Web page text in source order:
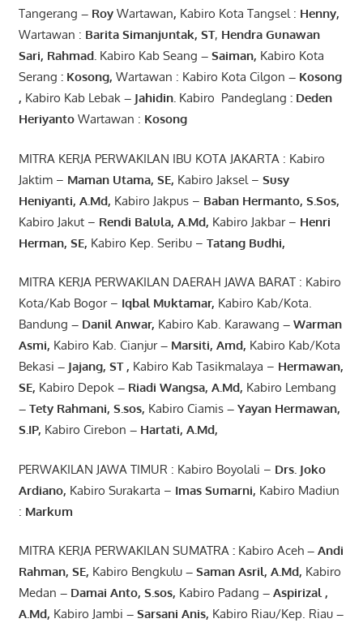
Tangerang – RoyWartawan, Kabiro Kota Tangsel : Henny,
Wartawan : Barita Simanjuntak, ST, Hendra Gunawan
Sari, Rahmad. Kabiro Kab Seang – Saiman, Kabiro Kota
Serang : Kosong, Wartawan : Kabiro Kota Cilgon – Kosong
, Kabiro Kab Lebak– Jahidin. Kabiro Pandeglang : Deden
Heriyanto Wartawan : Kosong
MITRA KERJA PERWAKILAN IBU KOTA JAKARTA : Kabiro
Jaktim – Maman Utama, SE, Kabiro Jaksel – Susy
Heniyanti, A.Md, Kabiro Jakpus – Baban Hermanto, S.Sos,
Kabiro Jakut – Rendi Balula, A.Md, Kabiro Jakbar – Henri
Herman, SE, Kabiro Kep. Seribu – Tatang Budhi,
MITRA KERJA PERWAKILAN DAERAH JAWA BARAT : Kabiro
Kota/Kab Bogor – Iqbal Muktamar, Kabiro Kab/Kota.
Bandung – Danil Anwar, Kabiro Kab. Karawang –Warman
Asmi, Kabiro Kab. Cianjur– Marsiti, Amd, Kabiro Kab/Kota
Bekasi – Jajang, ST , Kabiro Kab Tasikmalaya – Hermawan,
SE, Kabiro Depok– Riadi Wangsa, A.Md, Kabiro Lembang
– Tety Rahmani, S.sos, Kabiro Ciamis– Yayan Hermawan,
S.IP, Kabiro Cirebon – Hartati, A.Md,
PERWAKILAN JAWA TIMUR : Kabiro Boyolali – Drs. Joko
Ardiano, Kabiro Surakarta – Imas Sumarni, Kabiro Madiun
: Markum
MITRA KERJA PERWAKILAN SUMATRA :Kabiro Aceh– Andi
Rahman, SE, Kabiro Bengkulu– Saman Asril, A.Md, Kabiro
Medan – Damai Anto, S.sos, Kabiro Padang – Aspirizal ,
A.Md, Kabiro Jambi – Sarsani Anis, Kabiro Riau/Kep. Riau–